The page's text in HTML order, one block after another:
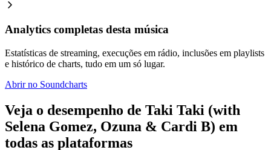
Analytics completas desta música
Estatísticas de streaming, execuções em rádio, inclusões em playlists
e histórico de charts, tudo em um só lugar.
Abrir no Soundcharts
Veja o desempenho de Taki Taki (with
Selena Gomez, Ozuna & Cardi B) em
todas as plataformas